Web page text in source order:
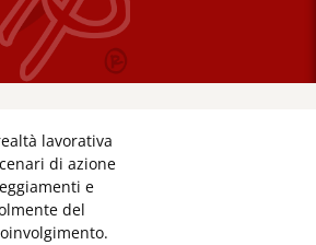
lavorativa
di azione
e
del